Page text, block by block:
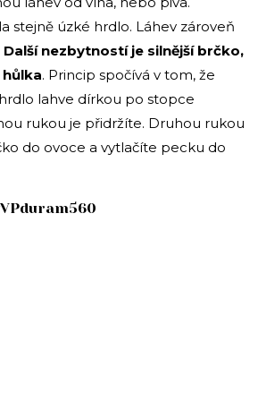
stejně úzké hrdlo. Láhev zároveň
Další nezbytností je silnější brčko,
. Princip spočívá v tom, že
lahve dírkou po stopce
rukou je přidržíte. Druhou rukou
do ovoce a vytlačíte pecku do